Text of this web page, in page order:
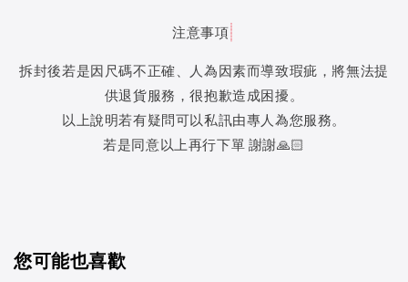
注意事項
拆封後若是因尺碼不正確、人為因素而導致瑕疵，將無法提
供退貨服務，很抱歉造成困擾。
以上說明若有疑問可以私訊由專人為您服務。
若是同意以上再行下單 謝謝🙏🏻
您可能也喜歡